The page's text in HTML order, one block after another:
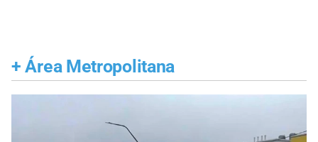
+ Área Metropolitana